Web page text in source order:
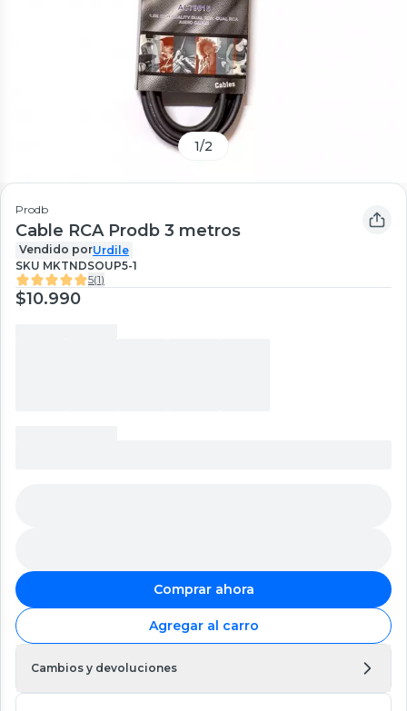
1/2
Prodb
Cable RCA Prodb 3 metros
Vendido porUrdile
SKU MKTNDSOUP5-1
5(1)
$10.990
Comprar ahora
Agregar al carro
Cambios y devoluciones